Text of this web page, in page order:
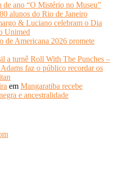
de ano “O Mistério no Museu”
alunos do Rio de Janeiro
& Luciano celebram o Dia
Unimed
de Americana 2026 promete
a turnê Roll With The Punches –
faz o público recordar os
em Mangaratiba recebe
e ancestralidade